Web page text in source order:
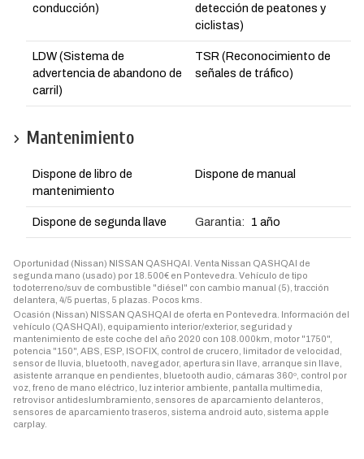
conducción)
detección de peatones y
ciclistas)
LDW (Sistema de
advertencia de abandono de
carril)
TSR (Reconocimiento de
señales de tráfico)
Mantenimiento
Dispone de libro de
mantenimiento
Dispone de manual
Dispone de segunda llave Garantia: 1 año
Oportunidad (Nissan) NISSAN QASHQAI. Venta Nissan QASHQAI de
segunda mano (usado) por 18.500€ en Pontevedra. Vehículo de tipo
todoterreno/suv de combustible "diésel" con cambio manual (5), tracción
delantera, 4/5 puertas, 5 plazas. Pocos kms.
Ocasión (Nissan) NISSAN QASHQAI de oferta en Pontevedra. Información del
vehículo (QASHQAI), equipamiento interior/exterior, seguridad y
mantenimiento de este coche del año 2020 con 108.000km, motor "1750",
potencia "150", ABS, ESP, ISOFIX, control de crucero, limitador de velocidad,
sensor de lluvia, bluetooth, navegador, apertura sin llave, arranque sin llave,
asistente arranque en pendientes, bluetooth audio, cámaras 360º, control por
voz, freno de mano eléctrico, luz interior ambiente, pantalla multimedia,
retrovisor antideslumbramiento, sensores de aparcamiento delanteros,
sensores de aparcamiento traseros, sistema android auto, sistema apple
carplay.